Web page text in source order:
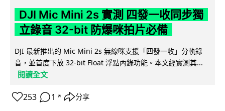
DJI Mic Mini 2s 實測 四發一收同步獨
立錄音 32-bit 防爆咪拍片必備
DJI 最新推出的 Mic Mini 2s 無線咪支援「四發一收」分軌錄
音，並首度下放 32-bit Float 浮點內錄功能。本文經實測其...
閱讀全文
253 1 ↗ 分享